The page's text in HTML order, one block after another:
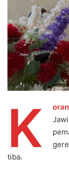
K
tiba.